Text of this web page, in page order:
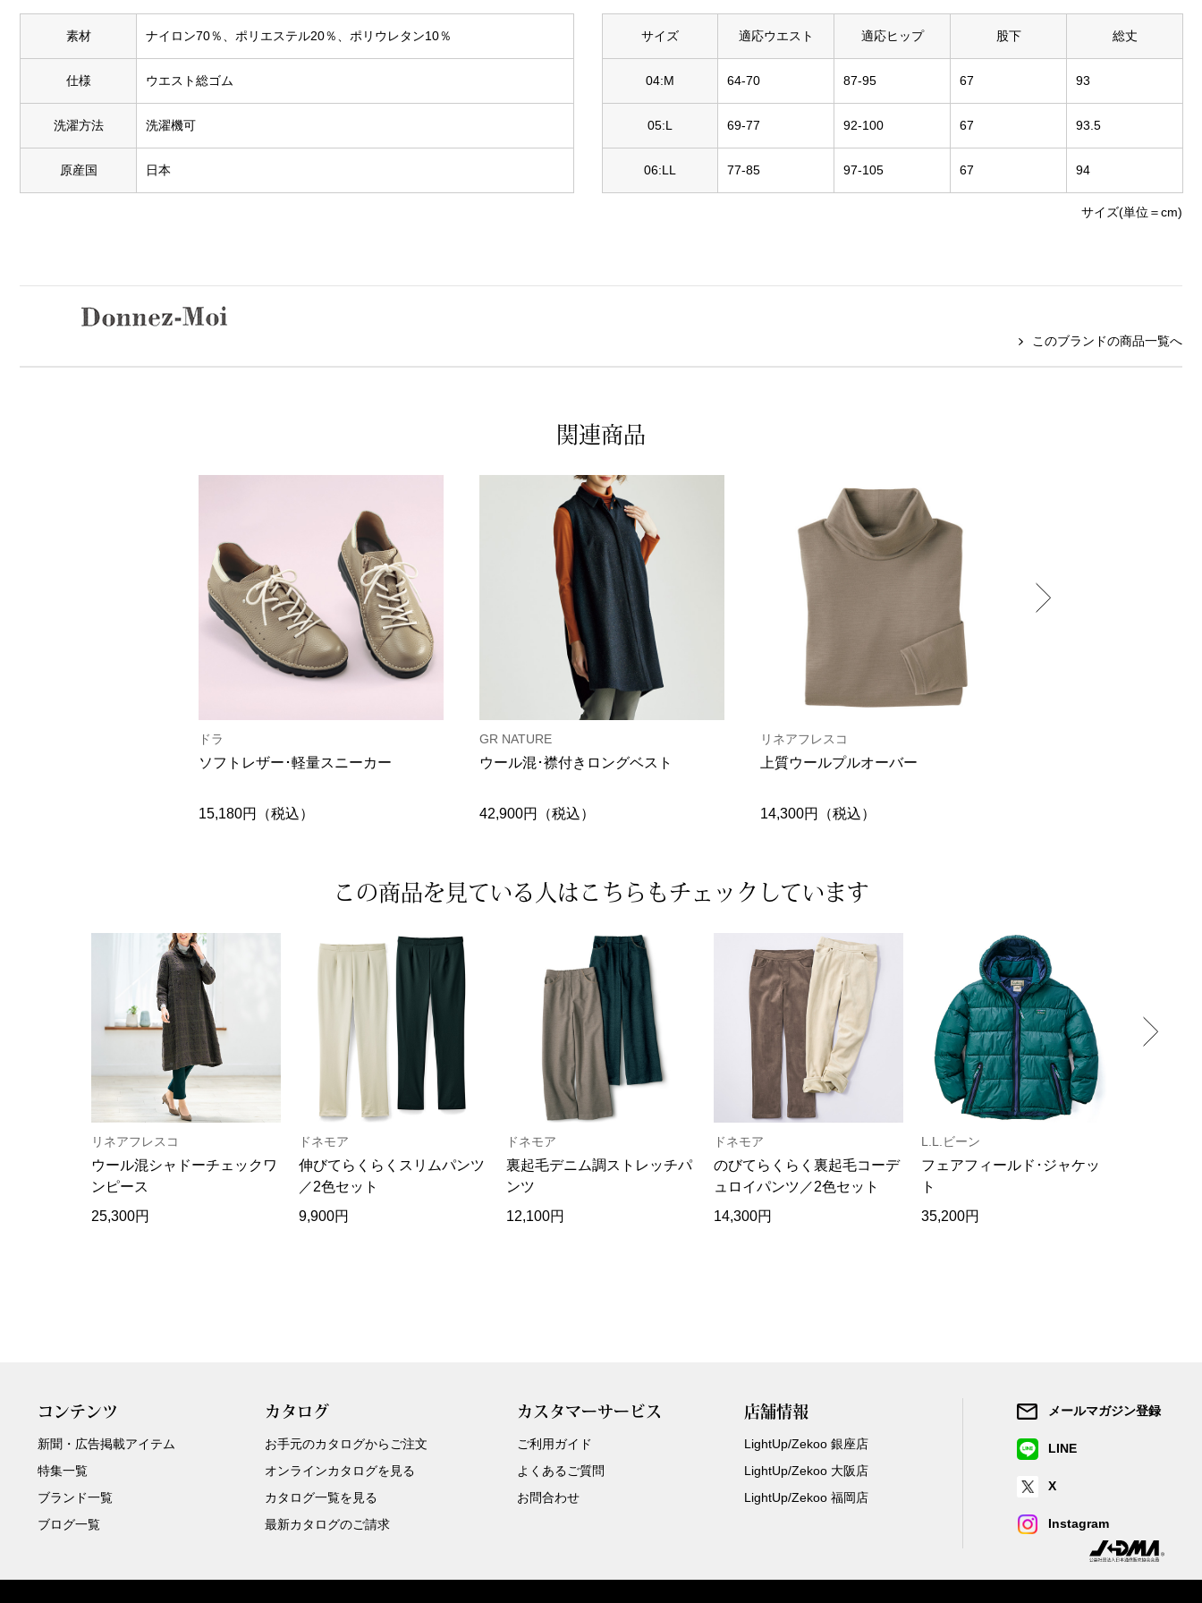
素材 ナイロン70％、ポリエステル20％、ポリウレタン10％
仕様 ウエスト総ゴム
洗濯方法 洗濯機可
原産国 日本
サイズ 適応ウエスト 適応ヒップ 股下 総丈
04:M 64-70 87-95 67 93
05:L 69-77 92-100 67 93.5
06:LL 77-85 97-105 67 94
サイズ(単位＝cm)
このブランドの商品一覧へ
関連商品
ドラ
ソフトレザー･軽量スニーカー
15,180円（税込）
GR NATURE
ウール混･襟付きロングベスト
42,900円（税込）
リネアフレスコ
上質ウールプルオーバー
14,300円（税込）
この商品を見ている人は こちらもチェックしています
リネアフレスコ
ウール混シャドーチェックワ
ンピース
25,300円
ドネモア
伸びてらくらくスリムパンツ
／2色セット
9,900円
ドネモア
裏起毛デニム調ストレッチパ
ンツ
12,100円
ドネモア
のびてらくらく裏起毛コーデ
ュロイパンツ／2色セット
14,300円
L.L.ビーン
フェアフィールド･ジャケッ
ト
35,200円
コンテンツ
新聞・広告掲載アイテム
特集一覧
ブランド一覧
ブログ一覧
カタログ
お手元のカタログからご注文
オンラインカタログを見る
カタログ一覧を見る
最新カタログのご請求
カスタマーサービス
ご利用ガイド
よくあるご質問
お問合わせ
店舗情報
LightUp/Zekoo 銀座店
LightUp/Zekoo 大阪店
LightUp/Zekoo 福岡店
メールマガジン登録
LINE
X
Instagram